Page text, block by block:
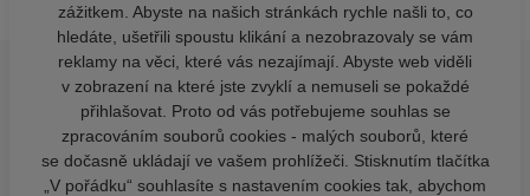
zážitkem. Abyste na našich stránkách rychle našli to, co
hledáte, ušetřili spoustu klikání a nezobrazovaly se vám
reklamy na věci, které vás nezajímají. Abyste web viděli
v zobrazení na které jste zvyklí a nemuseli se pokaždé
přihlašovat. Proto od vás potřebujeme souhlas se
zpracováním souborů cookies - malých souborů, které
se dočasně ukládají ve vašem prohlížeči. Stisknutím tlačítka
„V pořádku“ souhlasíte s nastavením cookies tak, abychom